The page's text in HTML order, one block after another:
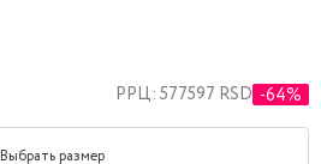
РРЦ: 577597 RSD -64%
Выбрать размер